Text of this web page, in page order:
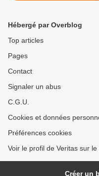
Hébergé par Overblog
Top articles
Pages
Contact
Signaler un abus
C.G.U.
Cookies et données
Préférences cookies
Voir le profil de Veritas sur
Créer un